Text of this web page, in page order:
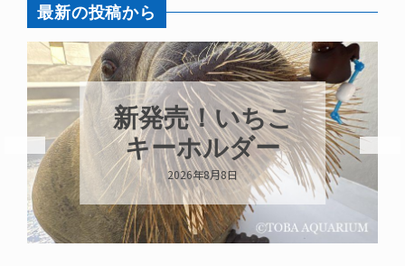
最新の投稿から
新発売！いちこ
キーホルダー
2026年8月8日